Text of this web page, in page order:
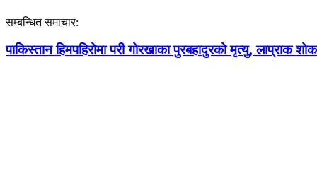
सम्बन्धित समाचार:
पाकिस्तान हिमपहिरोमा परी गोरखाका पुरबहादुरको मृत्यु, लाप्राक